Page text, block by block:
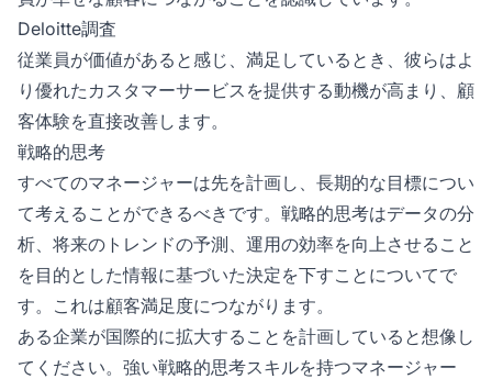
Deloitte調査
従業員が価値があると感じ、満足しているとき、彼らはよ
り優れたカスタマーサービスを提供する動機が高まり、顧
客体験を直接改善します。
戦略的思考
すべてのマネージャーは先を計画し、長期的な目標につい
て考えることができるべきです。戦略的思考はデータの分
析、将来のトレンドの予測、運用の効率を向上させること
を目的とした情報に基づいた決定を下すことについてで
す。これは顧客満足度につながります。
ある企業が国際的に拡大することを計画していると想像し
てください。強い戦略的思考スキルを持つマネージャー